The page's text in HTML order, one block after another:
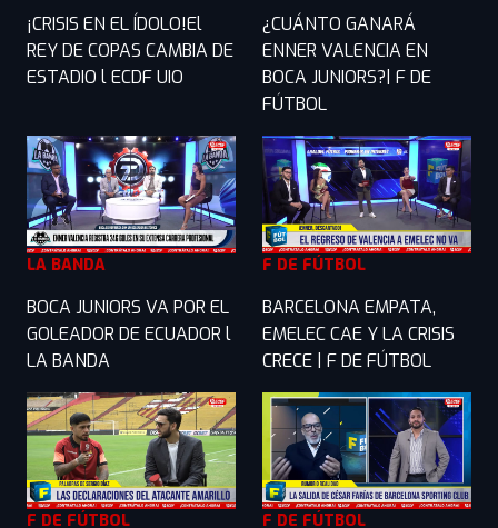
¡CRISIS EN EL ÍDOLO!El
REY DE COPAS CAMBIA DE
ESTADIO l ECDF UIO
¿CUÁNTO GANARÁ
ENNER VALENCIA EN
BOCA JUNIORS?| F DE
FÚTBOL
LA BANDA
BOCA JUNIORS VA POR EL
GOLEADOR DE ECUADOR l
LA BANDA
F DE FÚTBOL
BARCELONA EMPATA,
EMELEC CAE Y LA CRISIS
CRECE | F DE FÚTBOL
F DE FÚTBOL F DE FÚTBOL